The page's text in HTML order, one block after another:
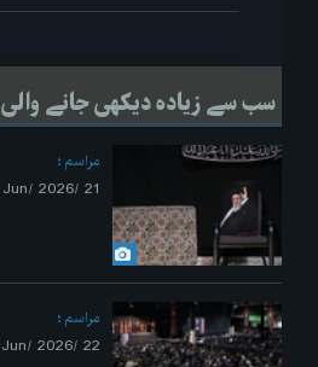
سب سے زیادہ دیکھی جانے والی
مراسم
21 /Jun/ 2026
مراسم
22 /Jun/ 2026